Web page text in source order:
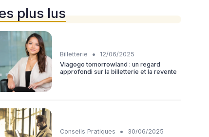
plus lus
Billetterie •
12/06/2025
Viagogo tomorrowland : un regard
approfondi sur la billetterie et la revente
Conseils Pratiques •
30/06/2025